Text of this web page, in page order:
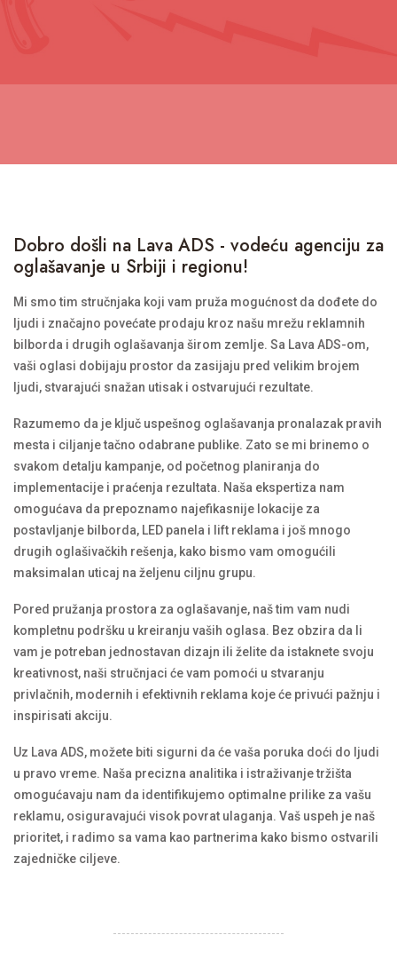
Dobro došli na Lava ADS - vodeću agenciju za
oglašavanje u Srbiji i regionu!
Mi smo tim stručnjaka koji vam pruža mogućnost da dođete do
ljudi i značajno povećate prodaju kroz našu mrežu reklamnih
bilborda i drugih oglašavanja širom zemlje. Sa Lava ADS-om,
vaši oglasi dobijaju prostor da zasijaju pred velikim brojem
ljudi, stvarajući snažan utisak i ostvarujući rezultate.
Razumemo da je ključ uspešnog oglašavanja pronalazak pravih
mesta i ciljanje tačno odabrane publike. Zato se mi brinemo o
svakom detalju kampanje, od početnog planiranja do
implementacije i praćenja rezultata. Naša ekspertiza nam
omogućava da prepoznamo najefikasnije lokacije za
postavljanje bilborda, LED panela i lift reklama i još mnogo
drugih oglašivačkih rešenja, kako bismo vam omogućili
maksimalan uticaj na željenu ciljnu grupu.
Pored pružanja prostora za oglašavanje, naš tim vam nudi
kompletnu podršku u kreiranju vaših oglasa. Bez obzira da li
vam je potreban jednostavan dizajn ili želite da istaknete svoju
kreativnost, naši stručnjaci će vam pomoći u stvaranju
privlačnih, modernih i efektivnih reklama koje će privući pažnju i
inspirisati akciju.
Uz Lava ADS, možete biti sigurni da će vaša poruka doći do ljudi
u pravo vreme. Naša precizna analitika i istraživanje tržišta
omogućavaju nam da identifikujemo optimalne prilike za vašu
reklamu, osiguravajući visok povrat ulaganja. Vaš uspeh je naš
prioritet, i radimo sa vama kao partnerima kako bismo ostvarili
zajedničke ciljeve.